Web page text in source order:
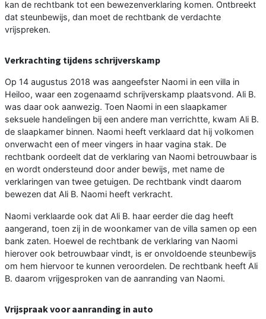
kan de rechtbank tot een bewezenverklaring komen. Ontbreekt
dat steunbewijs, dan moet de rechtbank de verdachte
vrijspreken.
Verkrachting tijdens schrijverskamp
Op 14 augustus 2018 was aangeefster Naomi in een villa in
Heiloo, waar een zogenaamd schrijverskamp plaatsvond. Ali B.
was daar ook aanwezig. Toen Naomi in een slaapkamer
seksuele handelingen bij een andere man verrichtte, kwam Ali B.
de slaapkamer binnen. Naomi heeft verklaard dat hij volkomen
onverwacht een of meer vingers in haar vagina stak. De
rechtbank oordeelt dat de verklaring van Naomi betrouwbaar is
en wordt ondersteund door ander bewijs, met name de
verklaringen van twee getuigen. De rechtbank vindt daarom
bewezen dat Ali B. Naomi heeft verkracht.
Naomi verklaarde ook dat Ali B. haar eerder die dag heeft
aangerand, toen zij in de woonkamer van de villa samen op een
bank zaten. Hoewel de rechtbank de verklaring van Naomi
hierover ook betrouwbaar vindt, is er onvoldoende steunbewijs
om hem hiervoor te kunnen veroordelen. De rechtbank heeft Ali
B. daarom vrijgesproken van de aanranding van Naomi.
Vrijspraak voor aanranding in auto